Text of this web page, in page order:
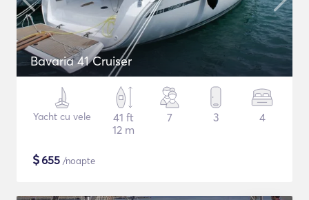
Bavaria 41 Cruiser
Yacht cu vele
41 ft
12 m
7 3 4
$655 /noapte